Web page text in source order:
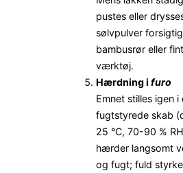
pustes eller
sølvpulver
bambusrør eller
værktøj.
Hærdning i furo
Emnet stilles igen i
fugtstyrede skab
25 °C, 70-90 %
hærder langsomt
og fugt; fuld